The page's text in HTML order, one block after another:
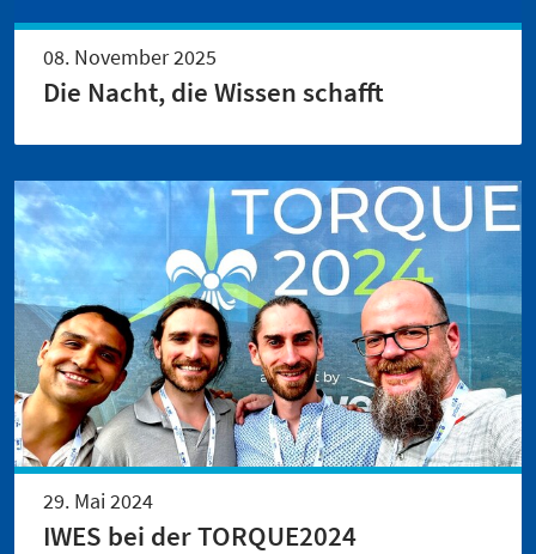
08. November 2025
Die Nacht, die Wissen schafft
29. Mai 2024
IWES bei der TORQUE2024